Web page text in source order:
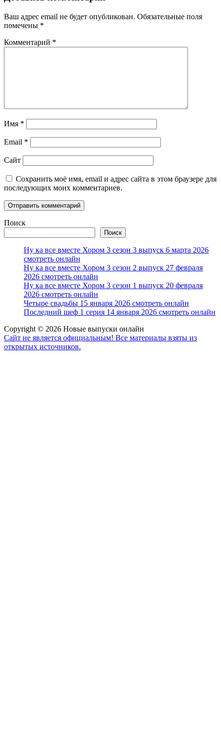
Ваш адрес email не будет опубликован. Обязательные поля
помечены *
Комментарий *
Имя *
Email *
Сайт
Сохранить моё имя, email и адрес сайта в этом браузере для
последующих моих комментариев.
Поиск
Поиск
Ну ка все вместе Хором 3 сезон 3 выпуск 6 марта 2026
смотреть онлайн
Ну ка все вместе Хором 3 сезон 2 выпуск 27 февраля
2026 смотреть онлайн
Ну ка все вместе Хором 3 сезон 1 выпуск 20 февраля
2026 смотреть онлайн
Четыре свадьбы 15 января 2026 смотреть онлайн
Последний шеф 1 серия 14 января 2026 смотреть онлайн
Copyright © 2026 Новые выпуски онлайн
Сайт не является официальным! Все материалы взяты из
открытых источников.